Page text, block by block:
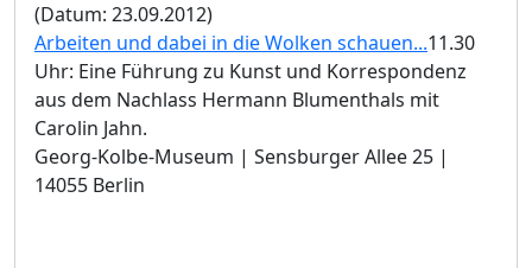
(Datum: 23.09.2012)
Arbeiten und dabei in die Wolken schauen...11.30
Uhr: Eine Führung zu Kunst und Korrespondenz
aus dem Nachlass Hermann Blumenthals mit
Carolin Jahn.
Georg-Kolbe-Museum | Sensburger Allee 25 |
14055 Berlin